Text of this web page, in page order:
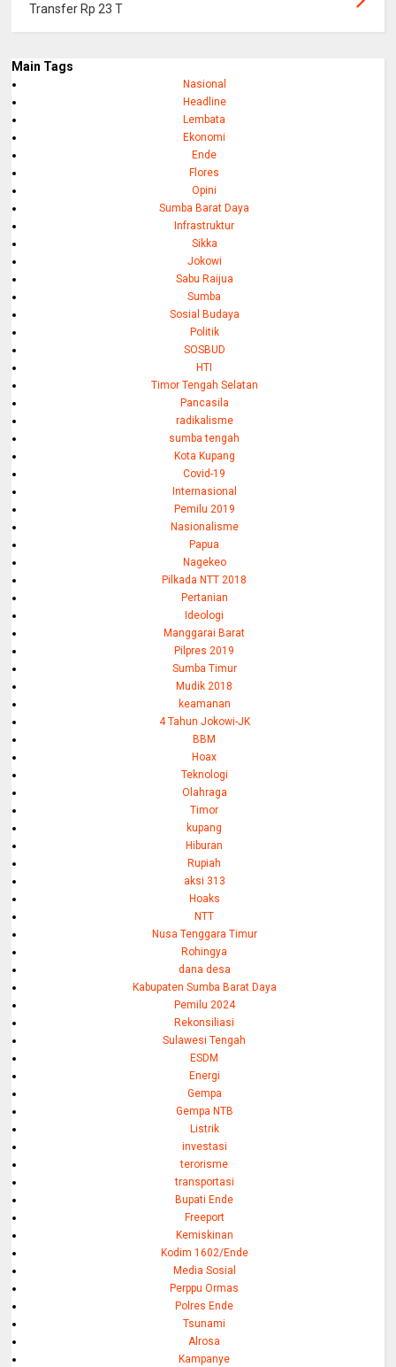
Transfer Rp 23 T
Main Tags
Nasional
Headline
Lembata
Ekonomi
Ende
Flores
Opini
Sumba Barat Daya
Infrastruktur
Sikka
Jokowi
Sabu Raijua
Sumba
Sosial Budaya
Politik
SOSBUD
HTI
Timor Tengah Selatan
Pancasila
radikalisme
sumba tengah
Kota Kupang
Covid-19
Internasional
Pemilu 2019
Nasionalisme
Papua
Nagekeo
Pilkada NTT 2018
Pertanian
Ideologi
Manggarai Barat
Pilpres 2019
Sumba Timur
Mudik 2018
keamanan
4 Tahun Jokowi-JK
BBM
Hoax
Teknologi
Olahraga
Timor
kupang
Hiburan
Rupiah
aksi 313
Hoaks
NTT
Nusa Tenggara Timur
Rohingya
dana desa
Kabupaten Sumba Barat Daya
Pemilu 2024
Rekonsiliasi
Sulawesi Tengah
ESDM
Energi
Gempa
Gempa NTB
Listrik
investasi
terorisme
transportasi
Bupati Ende
Freeport
Kemiskinan
Kodim 1602/Ende
Media Sosial
Perppu Ormas
Polres Ende
Tsunami
Alrosa
Kampanye